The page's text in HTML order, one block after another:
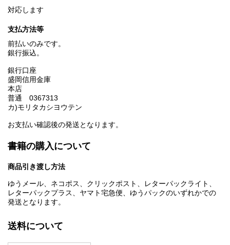
対応します
支払方法等
前払いのみです。
銀行振込。
銀行口座
盛岡信用金庫
本店
普通 0367313
カ)モリタカシヨウテン
お支払い確認後の発送となります。
書籍の購入について
商品引き渡し方法
ゆうメール、ネコポス、クリックポスト、レターパックライト、
レターパックプラス、ヤマト宅急便、ゆうパックのいずれかでの
発送となります。
送料について